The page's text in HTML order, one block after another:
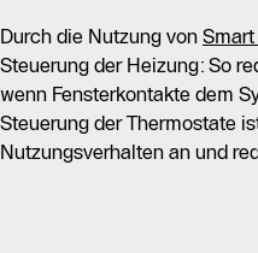
Durch die Nutzung von
Steuerung der Heizung: So
wenn Fensterkontakte dem
Steuerung der Thermostate
Nutzungsverhalten an und